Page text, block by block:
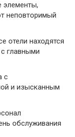
элементы,
неповторимый
отели находятся
главными
с
и изысканным
обслуживания